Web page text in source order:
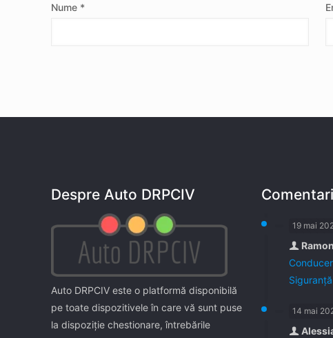
Nume *
Despre Auto DRPCIV
Auto DRPCIV este o platformă disponibilă
pe toate dispozitivele în care vă sunt puse
la dispoziţie chestionare, întrebările
19 mai
14 mai